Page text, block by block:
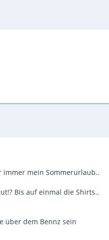
immer mein Sommerurlaub..
Bis auf einmal die Shirts..
über dem Bennz sein